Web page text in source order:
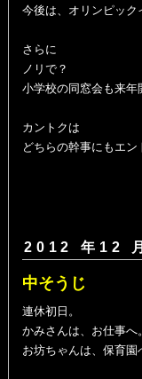
今後は、オリンピック
さらに
ノリで？
小学校の同窓会も来年
カントクは
どちらの幹事にもエン
2012 年12
中そうじ
連休初日。
かみさんは、お仕事へ。
お坊ちゃんは、保育園